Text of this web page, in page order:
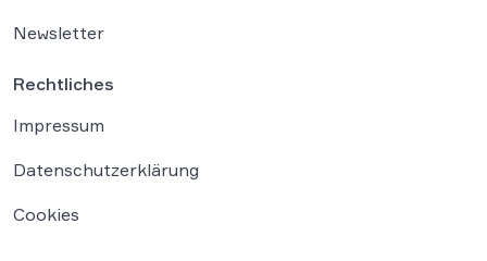
Newsletter
Rechtliches
Impressum
Datenschutzerklärung
Cookies